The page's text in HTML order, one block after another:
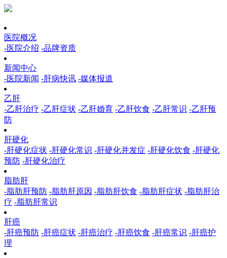
医院概况
-医院介绍 -品牌资质
新闻中心
-医院新闻 -肝病快讯 -媒体报道
乙肝
-乙肝治疗 -乙肝症状 -乙肝婚育 -乙肝饮食 -乙肝常识 -乙肝预
防
肝硬化
-肝硬化症状 -肝硬化常识 -肝硬化并发症 -肝硬化饮食 -肝硬化
预防 -肝硬化治疗
脂肪肝
-脂肪肝预防 -脂肪肝原因 -脂肪肝饮食 -脂肪肝症状 -脂肪肝治
疗 -脂肪肝常识
肝癌
-肝癌预防 -肝癌症状 -肝癌治疗 -肝癌饮食 -肝癌常识 -肝癌护
理